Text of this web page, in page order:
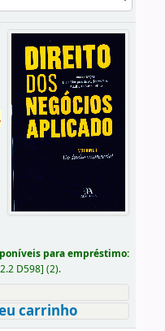
para empréstimo:
D598] (2).
carrinho